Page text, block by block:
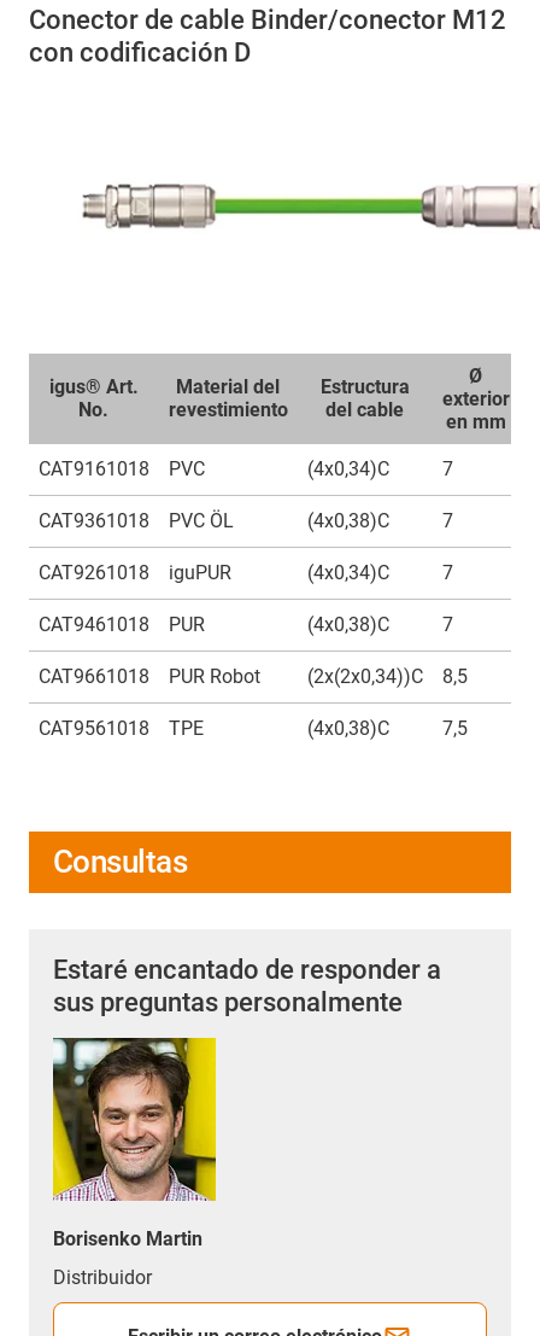
Conector de cable Binder/conector M12
con codificación D
igus® Art.
No.
Material del
revestimiento
Estructura
del cable
Ø
exterior
en mm
CAT9161018 PVC (4x0,34)C 7
CAT9361018 PVC ÖL (4x0,38)C 7
CAT9261018 iguPUR (4x0,34)C 7
CAT9461018 PUR (4x0,38)C 7
CAT9661018 PUR Robot (2x(2x0,34))C 8,5
CAT9561018 TPE (4x0,38)C 7,5
Consultas
Estaré encantado de responder a
sus preguntas personalmente
Borisenko Martin
Distribuidor